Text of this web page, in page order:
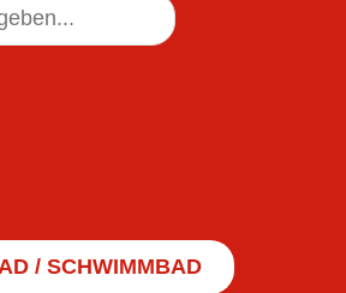
/ SCHWIMMBAD